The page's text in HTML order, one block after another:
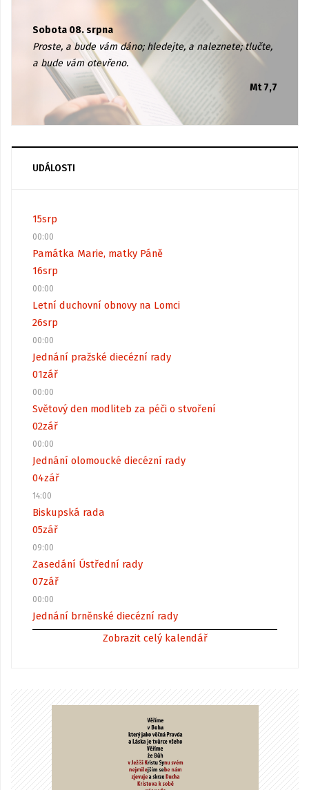
Sobota 08. srpna
Proste, a bude vám dáno; hledejte, a naleznete; tlučte,
a bude vám otevřeno.
Mt 7,7
UDÁLOSTI
15srp
00:00
Památka Marie, matky Páně
16srp
00:00
Letní duchovní obnovy na Lomci
26srp
00:00
Jednání pražské diecézní rady
01zář
00:00
Světový den modliteb za péči o stvoření
02zář
00:00
Jednání olomoucké diecézní rady
04zář
14:00
Biskupská rada
05zář
09:00
Zasedání Ústřední rady
07zář
00:00
Jednání brněnské diecézní rady
Zobrazit celý kalendář